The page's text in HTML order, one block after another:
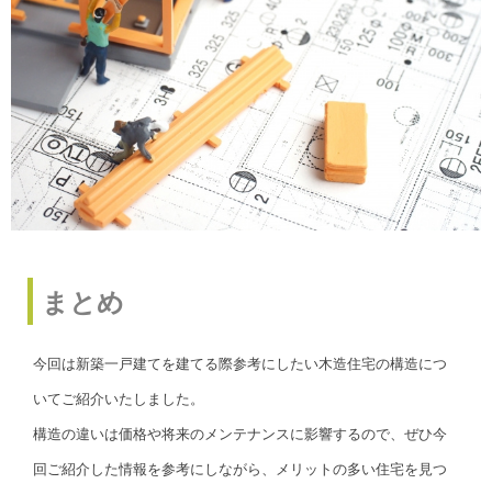
まとめ
今回は新築一戸建てを建てる際参考にしたい木造住宅の構造につ
いてご紹介いたしました。
構造の違いは価格や将来のメンテナンスに影響するので、ぜひ今
回ご紹介した情報を参考にしながら、メリットの多い住宅を見つ